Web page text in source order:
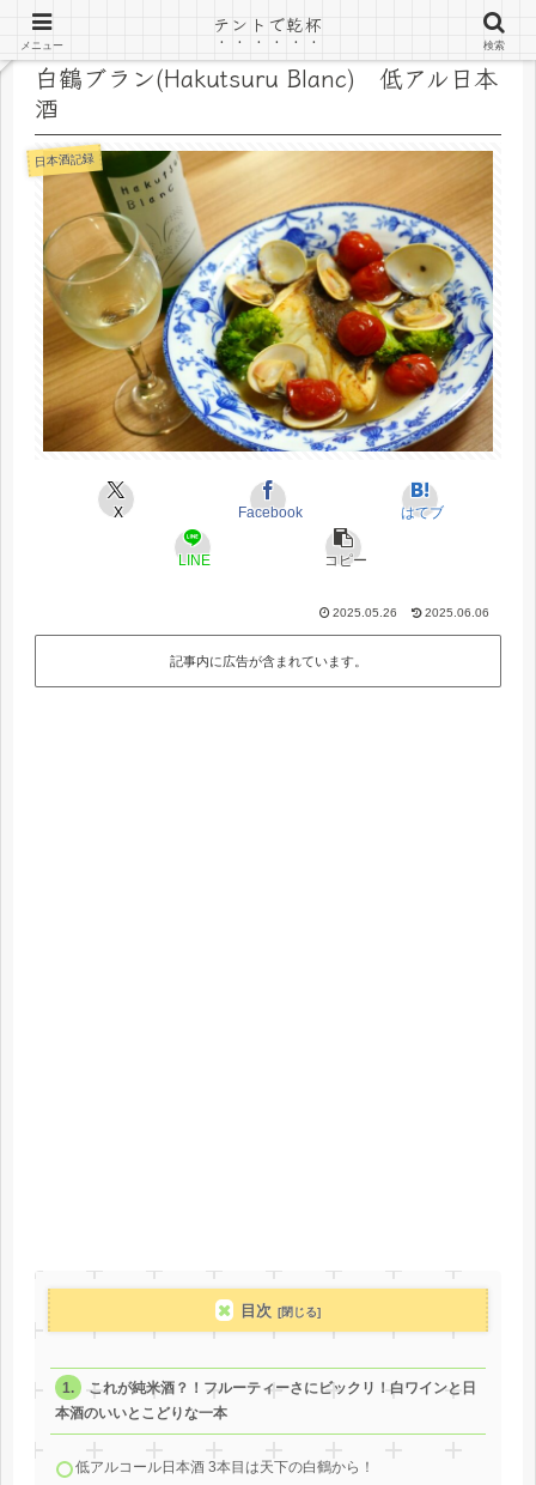
白鶴ブラン(Hakutsuru Blanc) 低アル日本
酒
日本酒記録
X Facebook はてブ
LINE コピー
2025.05.26 2025.06.06
記事内に広告が含まれています。
目次
これが純米酒？！フルーティーさにビックリ！白ワインと日
本酒のいいとこどりな一本
低アルコール日本酒 3本目は天下の白鶴から！
メニュー
テントで乾杯
検索